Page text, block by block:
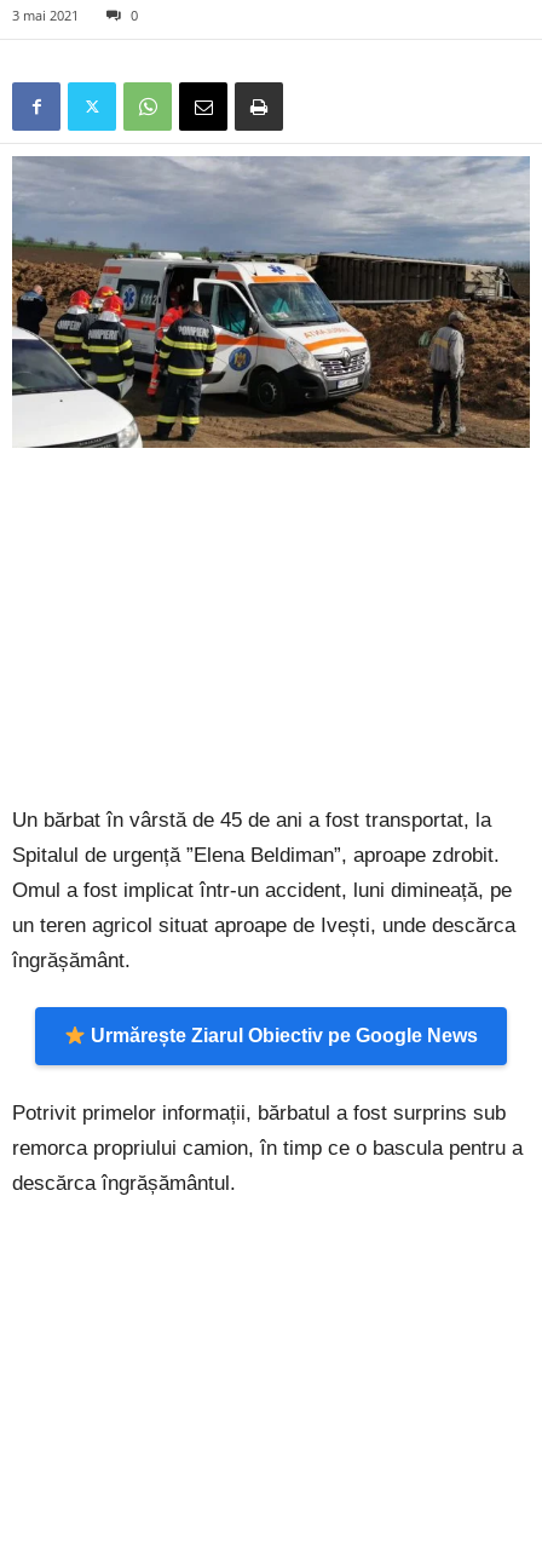
3 mai 2021 0
Un bărbat în vârstă de 45 de ani a fost transportat, la
Spitalul de urgență ”Elena Beldiman”, aproape zdrobit.
Omul a fost implicat într-un accident, luni dimineață, pe
un teren agricol situat aproape de Ivești, unde descărca
îngrășământ.
Urmărește Ziarul Obiectiv pe Google News
Potrivit primelor informații, bărbatul a fost surprins sub
remorca propriului camion, în timp ce o bascula pentru a
descărca îngrășământul.